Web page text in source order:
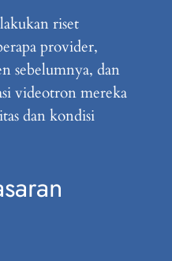
riset
provider,
sebelumnya, dan
videotron mereka
dan kondisi